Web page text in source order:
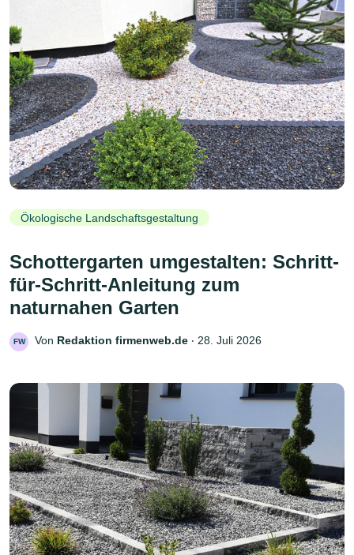
Ökologische Landschaftsgestaltung
Schottergarten umgestalten: Schritt-
für-Schritt-Anleitung zum
naturnahen Garten
FW Von Redaktion firmenweb.de ‧ 28. Juli 2026